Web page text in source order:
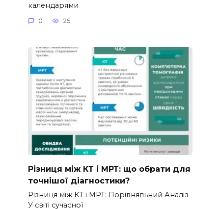
календарями
0 25
Різниця між КТ і МРТ: що обрати для
точнішої діагностики?
Різниця між КТ і МРТ: Порівняльний Аналіз
У світі сучасної